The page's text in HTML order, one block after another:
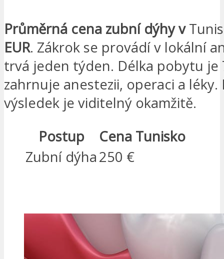
Průměrná cena zubní dýhy v
EUR. Zákrok se provádí v lokální
trvá jeden týden. Délka pobytu je
zahrnuje anestezii, operaci a léky.
výsledek je viditelný okamžitě.
Postup
Cena Tunisko
Zubní dýha250 €